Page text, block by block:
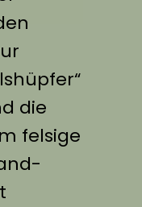
die
felsige